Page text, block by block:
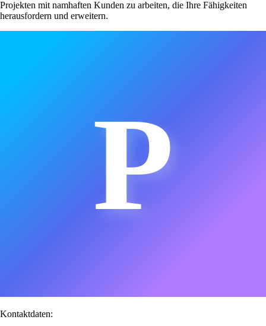
Projekten mit namhaften Kunden zu arbeiten, die Ihre Fähigkeiten
herausfordern und erweitern.
P
Kontaktdaten: